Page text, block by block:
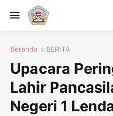
Beranda BERITA
Upacara
Lahir
Negeri 1